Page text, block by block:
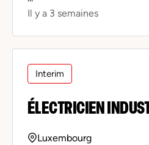
Il y a 3 semaines
Interim
ÉLECTRICIEN
Luxembourg